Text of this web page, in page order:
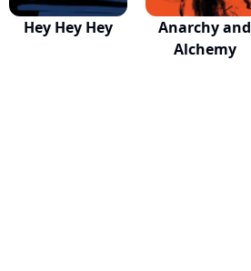
Hey Hey Hey
Anarchy and
Alchemy